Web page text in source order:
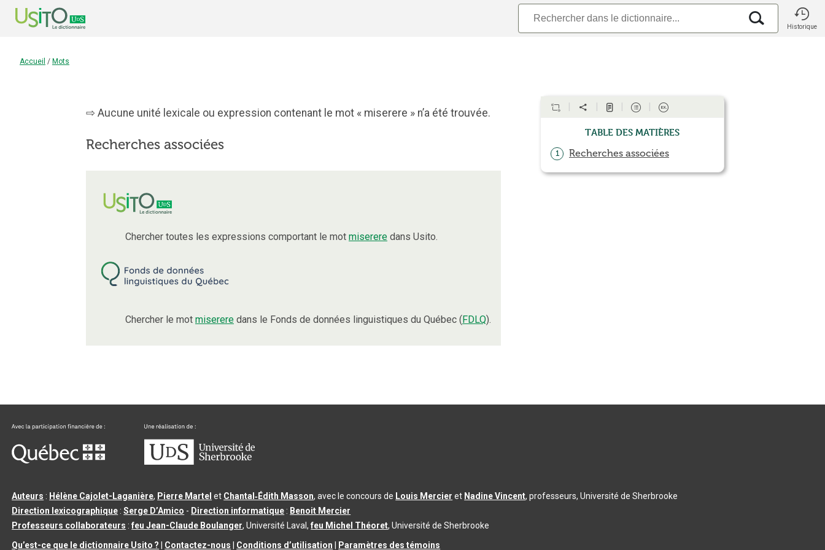
Historique
Accueil / Mots
Aucune unité lexicale ou expression contenant le mot « miserere » n’a été trouvée.
Recherches associées
Chercher toutes les expressions comportant le mot miserere dans Usito.
Chercher le mot miserere dans le Fonds de données linguistiques du Québec (FDLQ).
Table des matières
1 Recherches associées
Auteurs : Hélène Cajolet-Laganière, Pierre Martel et Chantal‑Édith Masson, avec le concours de Louis Mercier et Nadine Vincent, professeurs, Université de Sherbrooke
Direction lexicographique :Serge D’Amico - Direction informatique : Benoit Mercier
Professeurs collaborateurs :feu Jean-Claude Boulanger, Université Laval,feu Michel Théoret, Université de Sherbrooke
Qu’est-ce que le dictionnaire Usito ?
Contactez-nous Conditions d’utilisation Paramètres des témoins